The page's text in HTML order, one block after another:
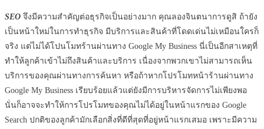
SEO จึงมีความสำคัญต่อธุรกิจเป็นอย่างมาก คุณลองจินตนาการดูสิ ถ้ายัง
เป็นหน้าใหม่ในการทำธุรกิจ มีบริการและสินค้าที่โดดเด่นไม่เหมือนใครก็
จริง แต่ไม่ได้โปนโมทร้านผ่านทาง Google My Business นี่เป็นอีกสาเหตุที่
ทำให้ลูกค้าเข้าไม่ถึงสินค้าและบริการ เนื่องจากพวกเขาไม่สามารถเห็น
บริการของคุณผ่านทางการค้นหา หรือถ้าหากโปรโมทหน้าร้านผ่านทาง
Google My Business เรียบร้อยแล้วแต่ยังมีการบริหารจัดการไม่เพียงพอ
นั่นก็อาจจะทำให้การโปรโมทของคุณไม่ได้อยู่ในหน้าแรกของ Google
Search ปกติของลูกค้ามักเลือกสิ่งที่ดีที่สุดที่อยู่หน้าแรกเสมอ เพราะมีความ